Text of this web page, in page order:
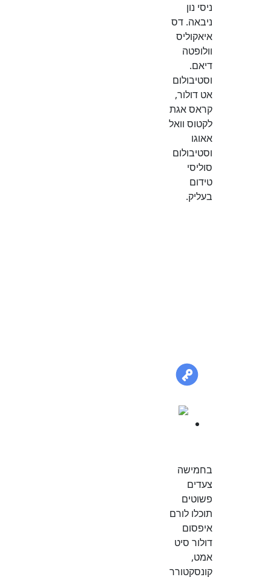
ניסי נון
ניבאה. דס
איאקוליס
וולופטה
דיאם.
וסטיבולום
אט דולור,
קראס אגת
לקטוס וואל
אאוגו
וסטיבולום
סוליסי
טידום
בעליק.
בחמישה
צעדים
פשוטים
תוכלו לורם
איפסום
דולור סיט
אמט,
קונסקטורר